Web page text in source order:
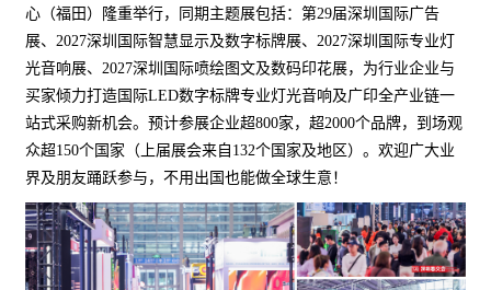
心（福田）隆重举行，同期主题展包括：第29届深圳国际广告
展、2027深圳国际智慧显示及数字标牌展、2027深圳国际专业灯
光音响展、2027深圳国际喷绘图文及数码印花展，为行业企业与
买家倾力打造国际LED数字标牌专业灯光音响及广印全产业链一
站式采购新机会。预计参展企业超800家，超2000个品牌，到场观
众超150个国家（上届展会来自132个国家及地区）。欢迎广大业
界及朋友踊跃参与，不用出国也能做全球生意！